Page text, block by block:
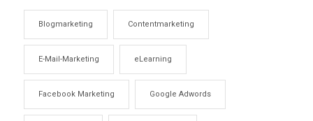
Blogmarketing Contentmarketing
E-Mail-Marketing eLearning
Facebook Marketing Google Adwords